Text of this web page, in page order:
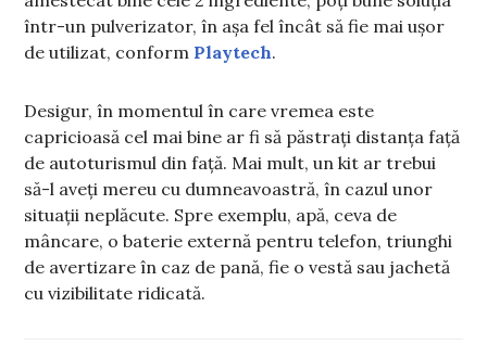
într-un pulverizator, în așa fel încât să fie mai ușor
de utilizat, conform Playtech.
Desigur, în momentul în care vremea este
capricioasă cel mai bine ar fi să păstrați distanța față
de autoturismul din față. Mai mult, un kit ar trebui
să-l aveți mereu cu dumneavoastră, în cazul unor
situații neplăcute. Spre exemplu, apă, ceva de
mâncare, o baterie externă pentru telefon, triunghi
de avertizare în caz de pană, fie o vestă sau jachetă
cu vizibilitate ridicată.